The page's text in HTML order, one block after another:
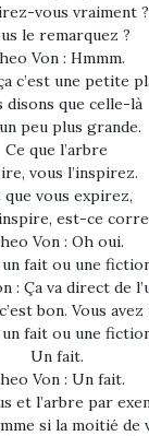
vous vraiment ?
le remarquez ?
Von : Hmmm.
c’est une petite
disons que celle-là
peu plus grande.
Ce que l’arbre
vous l’inspirez.
que vous expirez,
est-ce
Von : Oh oui.
fait ou une
: Ça va direct de
bon. Vous
fait ou une
Un fait.
Von : Un fait.
et l’arbre par
si la moitié de